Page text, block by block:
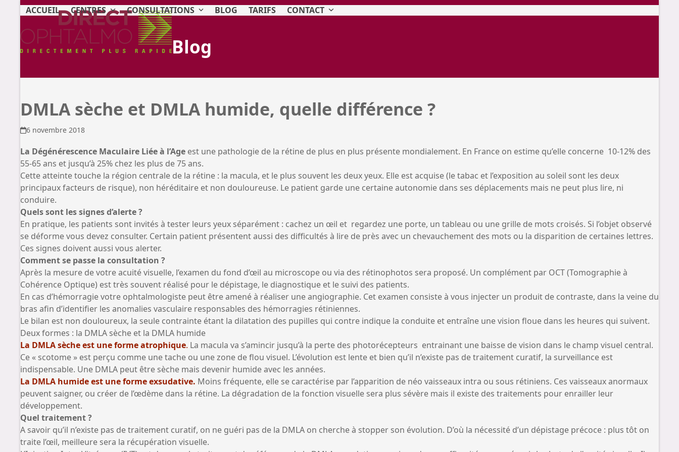
content
ACCUEIL CENTRES CONSULTATIONS BLOG TARIFS CONTACT
Blog
DMLA sèche et DMLA humide, quelle différence ?
6 novembre 2018
La Dégénérescence Maculaire Liée à l’Age est une pathologie de la rétine de plus en plus présente mondialement. En France on estime qu’elle concerne 10-12% des
55-65 ans et jusqu’à 25% chez les plus de 75 ans.
Cette atteinte touche la région centrale de la rétine : la macula, et le plus souvent les deux yeux. Elle est acquise (le tabac et l’exposition au soleil sont les deux
principaux facteurs de risque), non héréditaire et non douloureuse. Le patient garde une certaine autonomie dans ses déplacements mais ne peut plus lire, ni
conduire.
Quels sont les signes d’alerte ?
En pratique, les patients sont invités à tester leurs yeux séparément : cachez un œil et regardez une porte, un tableau ou une grille de mots croisés. Si l’objet observé
se déforme vous devez consulter. Certain patient présentent aussi des difficultés à lire de près avec un chevauchement des mots ou la disparition de certaines lettres.
Ces signes doivent aussi vous alerter.
Comment se passe la consultation ?
Après la mesure de votre acuité visuelle, l’examen du fond d’œil au microscope ou via des rétinophotos sera proposé. Un complément par OCT (Tomographie à
Cohérence Optique) est très souvent réalisé pour le dépistage, le diagnostique et le suivi des patients.
En cas d’hémorragie votre ophtalmologiste peut être amené à réaliser une angiographie. Cet examen consiste à vous injecter un produit de contraste, dans la veine du
bras afin d’identifier les anomalies vasculaire responsables des hémorragies rétiniennes.
Le bilan est non douloureux, la seule contrainte étant la dilatation des pupilles qui contre indique la conduite et entraîne une vision floue dans les heures qui suivent.
Deux formes : la DMLA sèche et la DMLA humide
La DMLA sèche est une forme atrophique. La macula va s’amincir jusqu’à la perte des photorécepteurs entrainant une baisse de vision dans le champ visuel central.
Ce « scotome » est perçu comme une tache ou une zone de flou visuel. L’évolution est lente et bien qu’il n’existe pas de traitement curatif, la surveillance est
indispensable. Une DMLA peut être sèche mais devenir humide avec les années.
La DMLA humide est une forme exsudative. Moins fréquente, elle se caractérise par l’apparition de néo vaisseaux intra ou sous rétiniens. Ces vaisseaux anormaux
peuvent saigner, ou créer de l’œdème dans la rétine. La dégradation de la fonction visuelle sera plus sévère mais il existe des traitements pour enrailler leur
développement.
Quel traitement ?
A savoir qu’il n’existe pas de traitement curatif, on ne guéri pas de la DMLA on cherche à stopper son évolution. D’où la nécessité d’un dépistage précoce : plus tôt on
traite l’œil, meilleure sera la récupération visuelle.